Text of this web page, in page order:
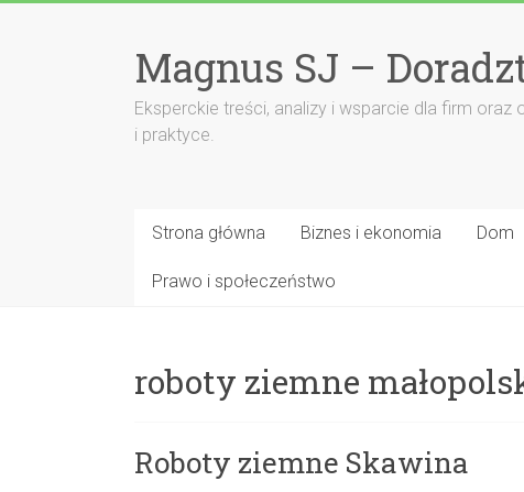
Magnus SJ –
Eksperckie treści, analizy i wsparcie dla firm
i praktyce.
Strona główna Biznes i ekonomia Dom
Prawo i społeczeństwo
roboty ziemne
Roboty ziemne Skawina